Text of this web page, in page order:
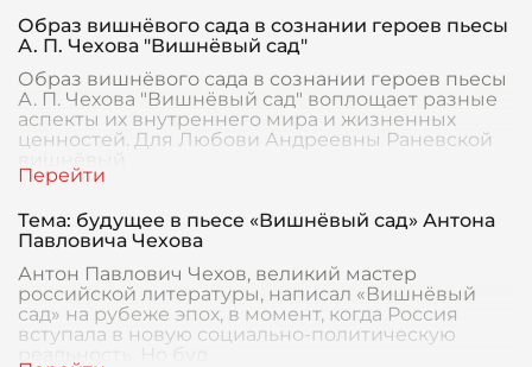
Образ вишнёвого сада в сознании героев пьесы
А. П. Чехова "Вишнёвый сад"
Образ вишнёвого сада в сознании героев пьесы
А. П. Чехова "Вишнёвый сад" воплощает разные
аспекты их внутреннего мира и жизненных
ценностей. Для Любови Андреевны Раневской
Тема: будущее в пьесе «Вишнёвый сад» Антона
Павловича Чехова
Антон Павлович Чехов, великий мастер
российской литературы, написал «Вишнёвый
сад» на рубеже эпох, в момент, когда Россия
вступала в новую социально-политическую
реальность. Но буд